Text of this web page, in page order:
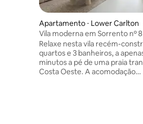
Apartamento ⋅ Lower Carlton
Vila moderna em Sorrento nº
Oeste | A poucos minutos da
Relaxe nesta vila recém-
quartos e 3 banheiros, a
minutos a pé de uma praia
Costa Oeste. A acomodação